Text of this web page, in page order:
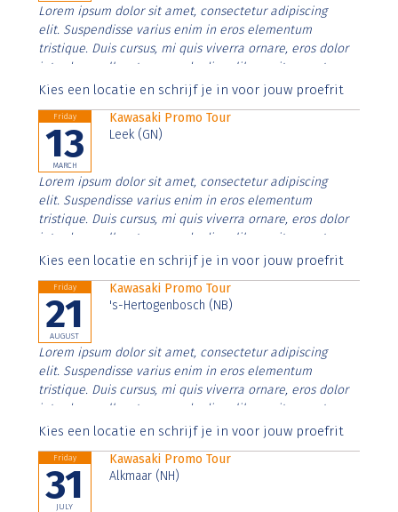
Lorem ipsum dolor sit amet, consectetur adipiscing
elit. Suspendisse varius enim in eros elementum
tristique. Duis cursus, mi quis viverra ornare, eros dolor
interdum nulla, ut commodo diam libero vitae erat.
Aenean faucibus nibh et justo cursus id rutrum lorem
Kies een locatie en schrijf je in voor jouw proefrit
Friday
13
MARCH
Kawasaki Promo Tour
Leek (GN)
Lorem ipsum dolor sit amet, consectetur adipiscing
elit. Suspendisse varius enim in eros elementum
tristique. Duis cursus, mi quis viverra ornare, eros dolor
interdum nulla, ut commodo diam libero vitae erat.
Aenean faucibus nibh et justo cursus id rutrum lorem
Kies een locatie en schrijf je in voor jouw proefrit
Friday
21
AUGUST
Kawasaki Promo Tour
's-Hertogenbosch (NB)
Lorem ipsum dolor sit amet, consectetur adipiscing
elit. Suspendisse varius enim in eros elementum
tristique. Duis cursus, mi quis viverra ornare, eros dolor
interdum nulla, ut commodo diam libero vitae erat.
Aenean faucibus nibh et justo cursus id rutrum lorem
Kies een locatie en schrijf je in voor jouw proefrit
Friday
31
JULY
Kawasaki Promo Tour
Alkmaar (NH)